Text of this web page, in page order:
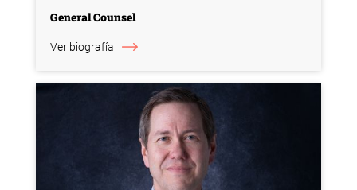
General Counsel
Ver biografía